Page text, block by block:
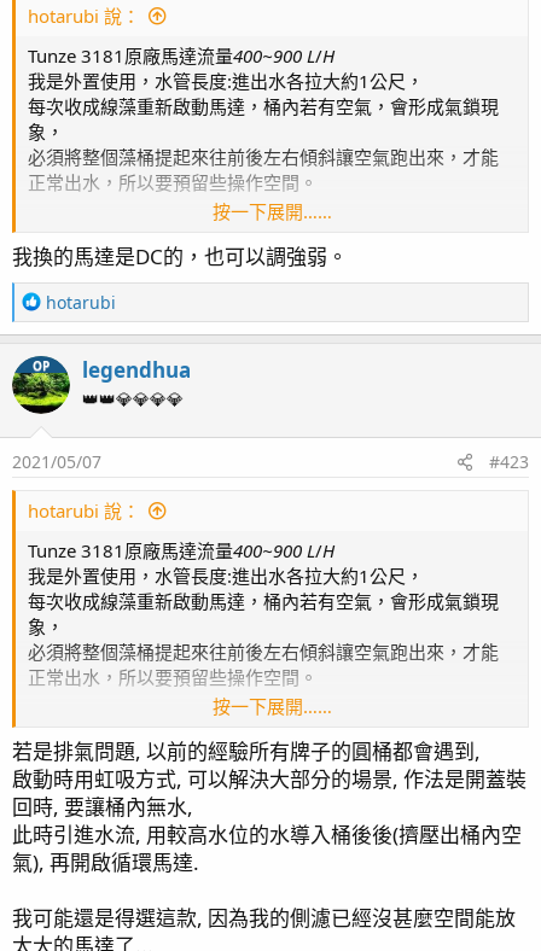
(1) / 紅火蟻 / 滿三個月 / 假綿羊蝦幼蝦
page13 燈架規劃 / 白點
page14 沸石桶 / 滿四個月
page15 晨間餵食 / 滿五個月
page16 滿半年
page17 滿七個月 / 新進弟兄 - 公子小丑(1) / KHG & APEX
結合
page18 新進弟兄 - 公子小丑(2) / 新進弟兄 - 公子小丑 (3)
/ 滿八個月更新 / KHG 升級 / 燈具更新
page19 硬骨記錄(3) / NANA(1) / 隱藏區 / 九個月更新
page20 藍眼海金魚陣亡 / 寄居蟹噴發 / 噴發大樓 / 十個
月更新
Acropora Valida(1) / green Acropora sp.(2)
page22 十一個月更新 / 糖果腦(1) / 滿周歲
page23 綠長支(1) / 硬骨記錄(4)
page24 一年一個月更新 / HANNA HI736 (PO4蛋機) /
Simalai 4頭滴定 / 造流說明 / 藍腳寄居蟹(1)
page25 橘子 / 美國草莓陣亡
page26 藍腳寄居蟹(2) / 新進弟兄 - 公子小丑(4)
page27 一年兩個月更新 / 生物記錄
page28 一年三個月更新 / 鈕扣心得
page29 一年四個月 / 一年五個月 / 食藻螺噴卵
page31 一年半 / 骨綠色 / 一年七個月
page32 一年八個月更新 / 魚缸邊條 / 一年九個月更新 /
page33 紅奶嘴成長記錄(2) / 一年十個月更新 / UNI700
損壞 / APEX Energy8
page34 糖果腦記錄(2) / 一年十一個月更新 / APEX WAV
罷工 / APEX EB832 不供電 / Kraken DC-6500 金屬墊片
破掉
page35 TG6 / AI Nero5
page36 浮淺
page37 燈罩改版 / KHA粉墨登場 / 燈具斷軸
hotarubi 說：
Tunze 3181原廠馬達流量400~900 L/H
我是外置使用，水管長度:進出水各拉大約1公尺，
每次收成線藻重新啟動馬達，桶內若有空氣，會形成氣鎖現
象，
必須將整個藻桶提起來往前後左右傾斜讓空氣跑出來，才能
正常出水，所以要預留些操作空間。
如果得換馬達才能解決...那我會偏好繼續用原廠馬達，
因為原廠馬達可以調水流強度(每批收成完可以調弱)，而且
NP低的話久久才收成一次，
初期是覺得有些不便，但習慣之後每次排除不會花超過30秒
XD
按一下展開……
我換的馬達是DC的，也可以調強弱。
R
e
c
t
i
o
n
：
hotarubi
OP legendhua
👑👑💎💎💎💎
2021/05/07 #423
hotarubi 說：
Tunze 3181原廠馬達流量400~900 L/H
我是外置使用，水管長度:進出水各拉大約1公尺，
每次收成線藻重新啟動馬達，桶內若有空氣，會形成氣鎖現
象，
必須將整個藻桶提起來往前後左右傾斜讓空氣跑出來，才能
正常出水，所以要預留些操作空間。
如果得換馬達才能解決...那我會偏好繼續用原廠馬達，
因為原廠馬達可以調水流強度(每批收成完可以調弱)，而且
NP低的話久久才收成一次，
初期是覺得有些不便，但習慣之後每次排除不會花超過30秒
XD
按一下展開……
若是排氣問題, 以前的經驗所有牌子的圓桶都會遇到,
啟動時用虹吸方式, 可以解決大部分的場景, 作法是開蓋裝
回時, 要讓桶內無水,
此時引進水流, 用較高水位的水導入桶後後(擠壓出桶內空
氣), 再開啟循環馬達.
我可能還是得選這款, 因為我的側濾已經沒甚麼空間能放